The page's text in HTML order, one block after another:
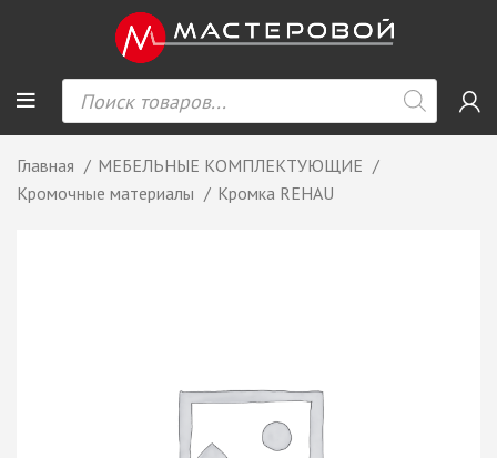
Главная
МЕБЕЛЬНЫЕ КОМПЛЕКТУЮЩИЕ
Кромочные материалы
Кромка REHAU